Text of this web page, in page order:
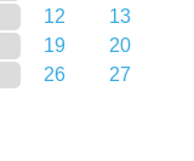
12
13
19
20
26
27